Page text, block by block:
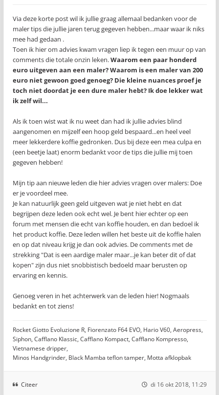
Via deze korte post wil ik jullie graag allemaal bedanken voor de
maler tips die jullie jaren terug gegeven hebben...maar waar ik niks
mee had gedaan .
Toen ik hier om advies kwam vragen liep ik tegen een muur op van
comments die totale onzin leken.Waarom een paar honderd
euro uitgeven aan een maler? Waarom is een maler van 200
euro niet gewoon goed genoeg? Die kleine nuances proef je
toch niet doordat je een dure maler hebt? Ik doe lekker wat
ik zelf wil...
Als ik toen wist wat ik nu weet dan had ik jullie advies blind
aangenomen en mijzelf een hoop geld bespaard...en heel veel
meer lekkerdere koffie gedronken. Dus bij deze een mea culpa en
(een beetje laat) enorm bedankt voor de tips die jullie mij toen
gegeven hebben!
Mijn tip aan nieuwe leden die hier advies vragen over malers: Doe
er je voordeel mee.
Je kan natuurlijk geen geld uitgeven wat je niet hebt en dat
begrijpen deze leden ook echt wel. Je bent hier echter op een
forum met mensen die echt van koffie houden, en dan bedoel ik
het product koffie. Deze leden willen het beste uit de koffie halen
en op dat niveau krijg je dan ook advies. De comments met de
strekking "Dat is een aardige maler maar...je kan beter dit of dat
kopen" zijn dus niet snobbistisch bedoeld maar berusten op
ervaring en kennis.
Genoeg veren in het achterwerk van de leden hier! Nogmaals
bedankt en tot ziens!
Rocket Giotto Evoluzione R, Fiorenzato F64 EVO, Hario V60, Aeropress,
Siphon, Cafflano Klassic, Cafflano Kompact, Cafflano Kompresso,
Vietnamese dripper,
Minos Handgrinder, Black Mamba teflon tamper, Motta afklopbak
Citeer di 16 okt 2018, 11:29